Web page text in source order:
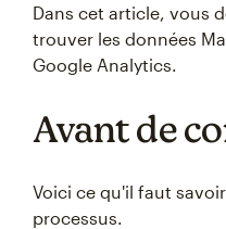
Dans cet article, vous
trouver les données
Google Analytics.
Avant de
Voici ce qu'il faut
processus.